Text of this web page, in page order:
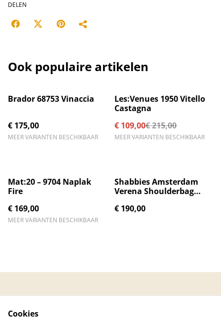
DELEN
Ook populaire artikelen
Brador 68753 Vinaccia
€ 175,00
MEER VARIANTEN BESCHIKBAAR
%
Les:Venues 1950 Vitello
Castagna
€ 109,00€ 215,00
MEER VARIANTEN BESCHIKBAAR
Mat:20 – 9704 Naplak
Fire
€ 169,00
MEER VARIANTEN BESCHIKBAAR
Shabbies Amsterdam
Verena Shoulderbag
€ 190,00
Cookies